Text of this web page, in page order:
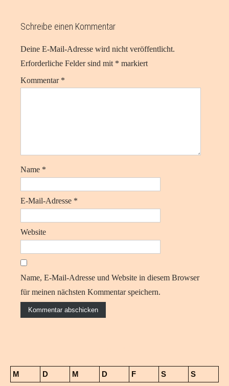
Schreibe einen Kommentar
Deine E-Mail-Adresse wird nicht veröffentlicht.
Erforderliche Felder sind mit * markiert
Kommentar *
Name *
E-Mail-Adresse *
Website
Name, E-Mail-Adresse und Website in diesem Browser
für meinen nächsten Kommentar speichern.
M D M D F S
S